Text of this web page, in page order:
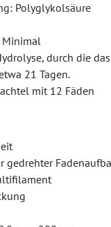
Polyglykolsäure
Minimal
durch die
21 Tagen.
mit 12 Fäden
gedrehter